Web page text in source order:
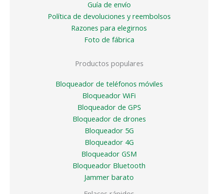
Guía de envío
Política de devoluciones y reembolsos
Razones para elegirnos
Foto de fábrica
Productos populares
Bloqueador de teléfonos móviles
Bloqueador WiFi
Bloqueador de GPS
Bloqueador de drones
Bloqueador 5G
Bloqueador 4G
Bloqueador GSM
Bloqueador Bluetooth
Jammer barato